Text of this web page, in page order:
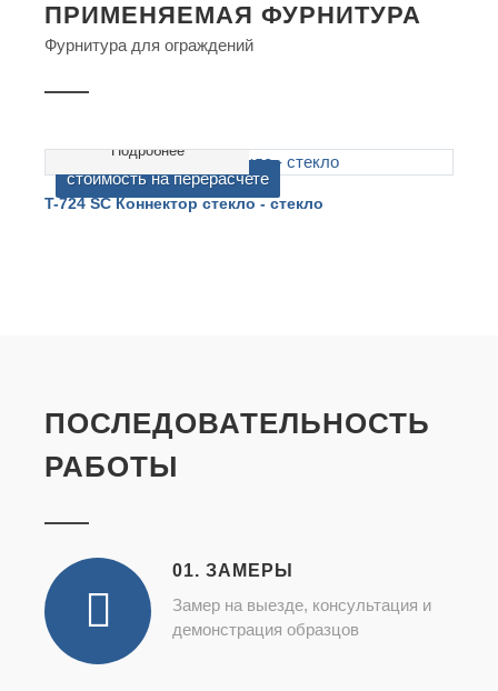
ПРИМЕНЯЕМАЯ ФУРНИТУРА
Фурнитура для ограждений
cтоимость на перерасчете
Подробнее
T-724 SC Коннектор стекло - стекло
ПОСЛЕДОВАТЕЛЬНОСТЬ
РАБОТЫ
01. ЗАМЕРЫ
Замер на выезде, консультация и
демонстрация образцов